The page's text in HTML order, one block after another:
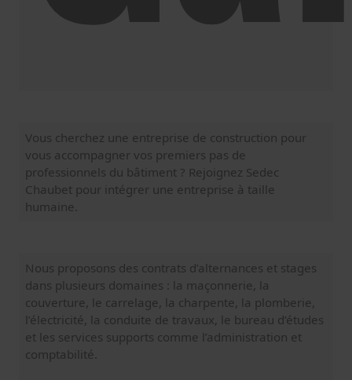
Vous cherchez une entreprise de construction pour
vous accompagner vos premiers pas de
professionnels du bâtiment ? Rejoignez Sedec
Chaubet pour intégrer une entreprise à taille
humaine.
Nous proposons des contrats d’alternances et stages
dans plusieurs domaines : la maçonnerie, la
couverture, le carrelage, la charpente, la plomberie,
l’électricité, la conduite de travaux, le bureau d’études
et les services supports comme l’administration et
comptabilité.